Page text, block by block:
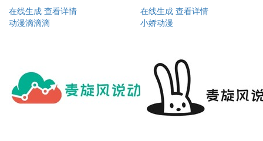
在线生成 查看详情
动漫滴滴滴
在线生成 查看详情
小娇动漫